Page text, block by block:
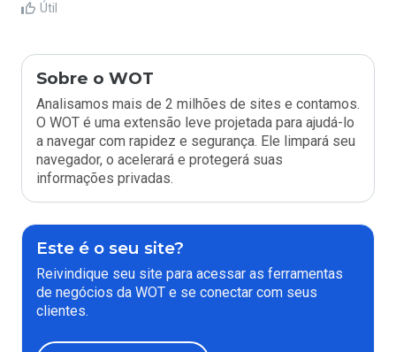
Útil
Sobre o WOT
Analisamos mais de 2 milhões de sites e contamos.
O WOT é uma extensão leve projetada para ajudá-lo
a navegar com rapidez e segurança. Ele limpará seu
navegador, o acelerará e protegerá suas
informações privadas.
Este é o seu site?
Reivindique seu site para acessar as ferramentas
de negócios da WOT e se conectar com seus
clientes.